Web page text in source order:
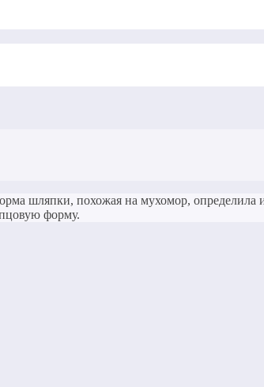
шляпки, похожая на мухомор, определила
форму.